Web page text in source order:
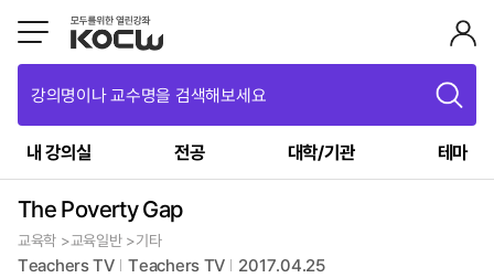
강의명이나 교수명을 검색해보세요
내 강의실 전공 대학/기관 테마
The Poverty Gap
교육학 >교육일반 >기타
Teachers TV Teachers TV 2017.04.25